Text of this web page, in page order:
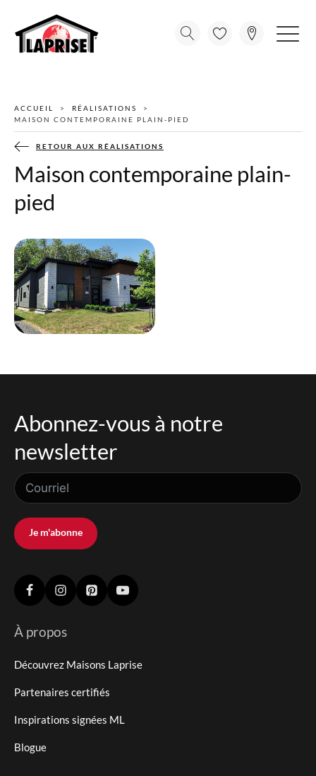
ACCUEIL
RÉALISATIONS
MAISON CONTEMPORAINE PLAIN-PIED
RETOUR AUX RÉALISATIONS
Maison contemporaine plain-
pied
Abonnez-vous à notre
newsletter
Je m'abonne
À propos
Découvrez Maisons Laprise
Partenaires certifiés
Inspirations signées ML
Blogue